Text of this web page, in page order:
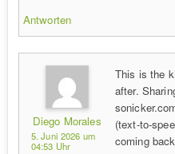
Antworten
Diego Morales
5. Juni 2026 um
04:53 Uhr
This is the
after.
(text-to-
coming